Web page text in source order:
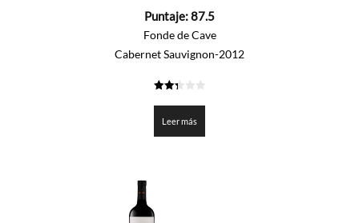
de
Puntaje:87.5
Fonde de Cave
Cabernet Sauvignon-2012
de 5
Leer más